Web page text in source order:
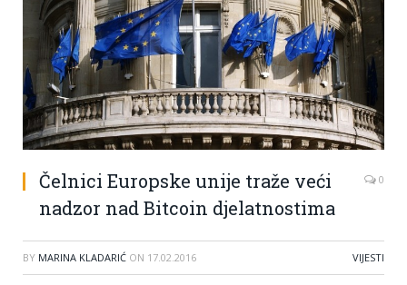
Čelnici Europske unije traže veći
nadzor nad Bitcoin djelatnostima
0
BY MARINA KLADARIĆ ON 17.02.2016 VIJESTI